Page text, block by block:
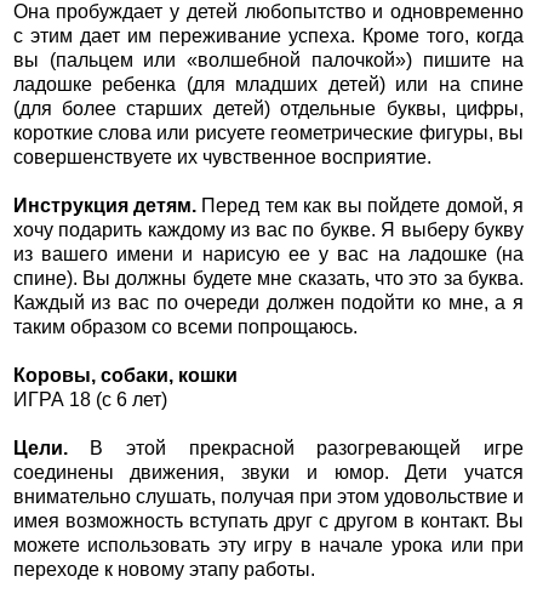
Она пробуждает у детей любопытство и одновременно
с этим дает им переживание успеха. Кроме того, когда
вы (пальцем или «волшебной палочкой») пишите на
ладошке ребенка (для младших детей) или на спине
(для более старших детей) отдельные буквы, цифры,
короткие слова или рисуете геометрические фигуры, вы
совершенствуете их чувственное восприятие.
Инструкция детям. Перед тем как вы пойдете домой, я
хочу подарить каждому из вас по букве. Я выберу букву
из вашего имени и нарисую ее у вас на ладошке (на
спине). Вы должны будете мне сказать, что это за буква.
Каждый из вас по очереди должен подойти ко мне, а я
таким образом со всеми попрощаюсь.
Коровы, собаки, кошки
ИГРА 18 (с 6 лет)
Цели.В этой прекрасной разогревающей игре
соединены движения, звуки и юмор. Дети учатся
внимательно слушать, получая при этом удовольствие и
имея возможность вступать друг с другом в контакт. Вы
можете использовать эту игру в начале урока или при
переходе к новому этапу работы.